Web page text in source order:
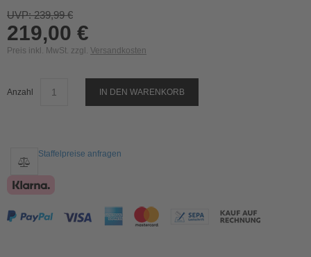
UVP: 239,99 €
219,00 €
Preis inkl. MwSt. zzgl. Versandkosten
Anzahl IN DEN WARENKORB
Staffelpreise anfragen